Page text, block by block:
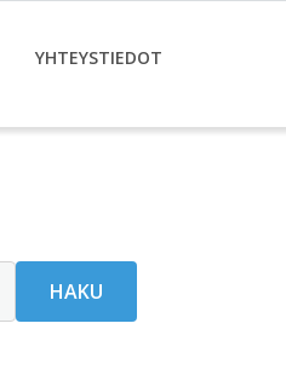
YHTEYSTIEDOT
HAKU